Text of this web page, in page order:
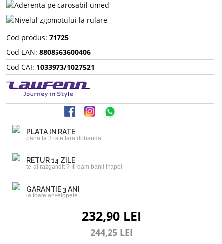
Cod produs: 71725
Cod EAN: 8808563600406
Cod CAI: 1033973/1027521
PLATA IN RATE
pana la 3 rate fara dobanda
RETUR 14 ZILE
te-ai razgandit ? Iti dam banii inapoi
GARANTIE 3 ANI
la toate anvelopele
232,90 LEI
244,25 LEI